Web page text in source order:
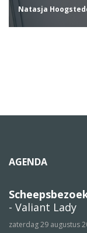
Natasja
AGENDA
- Valiant Lady
zaterdag 29 augustus